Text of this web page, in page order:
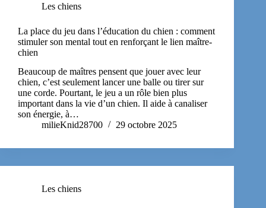
Les chiens
La place du jeu dans l’éducation du chien : comment
stimuler son mental tout en renforçant le lien maître-
chien
Beaucoup de maîtres pensent que jouer avec leur
chien, c’est seulement lancer une balle ou tirer sur
une corde. Pourtant, le jeu a un rôle bien plus
important dans la vie d’un chien. Il aide à canaliser
son énergie, à…
milieKnid28700
29 octobre 2025
Les chiens